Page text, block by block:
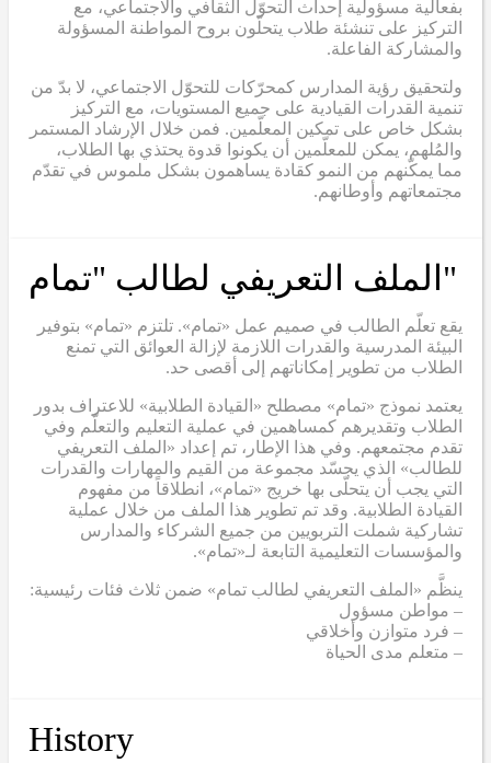
بفعالية مسؤولية إحداث التحوّل الثقافي والاجتماعي، مع
التركيز على تنشئة طلاب يتحلّون بروح المواطنة المسؤولة
والمشاركة الفاعلة.
ولتحقيق رؤية المدارس كمحرّكات للتحوّل الاجتماعي، لا بدّ من
تنمية القدرات القيادية على جميع المستويات، مع التركيز
بشكل خاص على تمكين المعلّمين. فمن خلال الإرشاد المستمر
والمُلهم، يمكن للمعلّمين أن يكونوا قدوة يحتذي بها الطلاب،
مما يمكّنهم من النمو كقادة يساهمون بشكل ملموس في تقدّم
مجتمعاتهم وأوطانهم.
"الملف التعريفي لطالب "تمام
يقع تعلّم الطالب في صميم عمل «تمام». تلتزم «تمام» بتوفير
البيئة المدرسية والقدرات اللازمة لإزالة العوائق التي تمنع
الطلاب من تطوير إمكاناتهم إلى أقصى حد.
يعتمد نموذج «تمام» مصطلح «القيادة الطلابية» للاعتراف بدور
الطلاب وتقديرهم كمساهمين في عملية التعليم والتعلّم وفي
تقدم مجتمعهم. وفي هذا الإطار، تم إعداد «الملف التعريفي
للطالب» الذي يجسّد مجموعة من القيم والمهارات والقدرات
التي يجب أن يتحلّى بها خريج «تمام»، انطلاقاً من مفهوم
القيادة الطلابية. وقد تم تطوير هذا الملف من خلال عملية
تشاركية شملت التربويين من جميع الشركاء والمدارس
والمؤسسات التعليمية التابعة لـ«تمام».
ينظَّم «الملف التعريفي لطالب تمام» ضمن ثلاث فئات رئيسية:
– مواطن مسؤول
– فرد متوازن وأخلاقي
– متعلم مدى الحياة
History